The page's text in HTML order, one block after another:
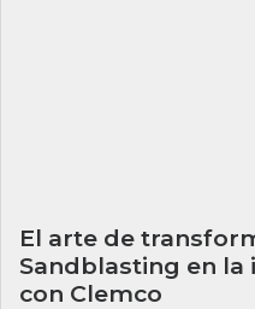
El arte de
Sandblasting en
con Clemco